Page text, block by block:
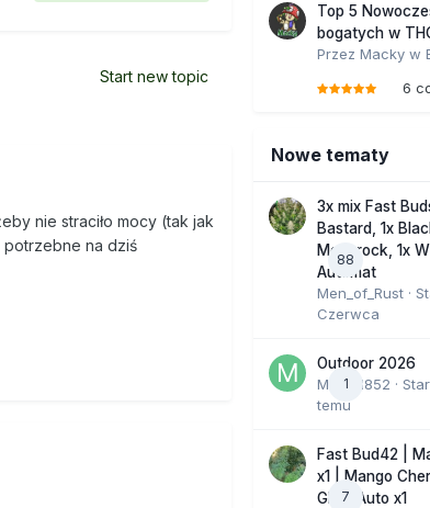
Start new topic
nie straciło mocy (tak jak
potrzebne na dziś
Top 5
bogatych w
Przez Macky w
6
Nowe tematy
88
3x mix Fast
Bastard, 1x
Moonrock, 1x
Automat
Men_of_Rust ·
Czerwca
1
Outdoor 2026
Marcel852 ·
temu
7
Fast Bud42 |
x1 | Mango
GMO Auto x1